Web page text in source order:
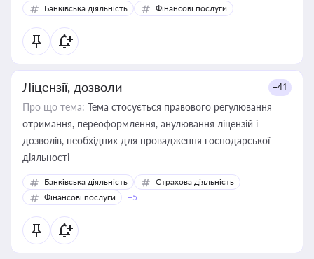
Банківська діяльність Фінансові послуги
Ліцензії, дозволи +41
Про що тема: Тема стосується правового регулювання
отримання, переоформлення, анулювання ліцензій і
дозволів, необхідних для провадження господарської
діяльності
Банківська діяльність
Страхова діяльність
Фінансові послуги
+5